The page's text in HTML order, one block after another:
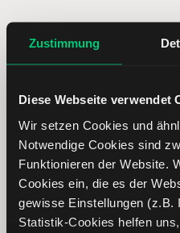
Zustimmung
Diese Webseite verwendet
Wir setzen Cookies und
Notwendige Cookies sind
Funktionieren der Website.
Cookies ein, die es der
gewisse Einstellungen (z.B.
Statistik-Cookies helfen
5
Online